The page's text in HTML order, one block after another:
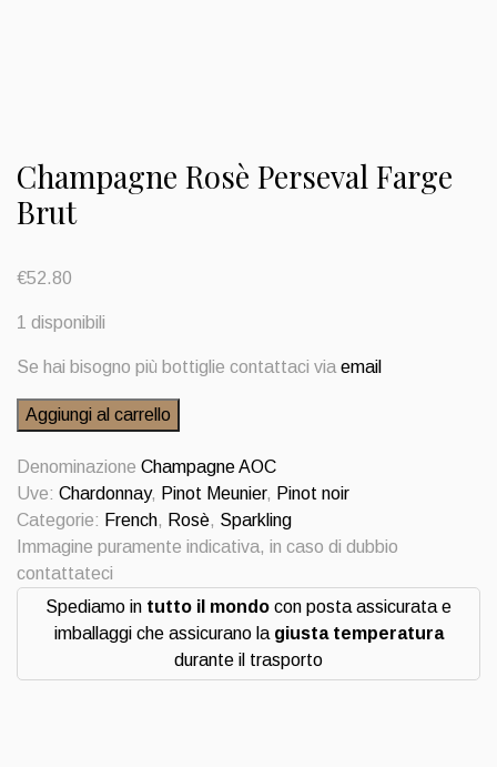
Champagne Rosè Perseval Farge
Brut
€52.80
1 disponibili
Se hai bisogno più bottiglie contattaci via email
Champagne
Rosè
Perseval
Farge
Brut
quantità
Aggiungi al carrello
Denominazione Champagne AOC
Uve: Chardonnay, Pinot Meunier, Pinot noir
Categorie: French, Rosè, Sparkling
Immagine puramente indicativa, in caso di dubbio
contattateci
Spediamo in tutto il mondo con posta assicurata e
imballaggi che assicurano la giusta temperatura
durante il trasporto